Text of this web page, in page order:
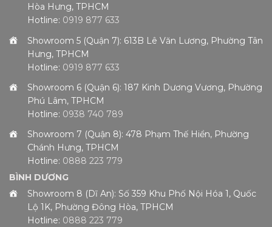
Hòa Hưng, TPHCM
Hotline: 0919 877 633
Showroom 5 (Quận 7): 613B Lê Văn Lương, Phường Tân
Hưng, TPHCM
Hotline: 0919 877 633
Showroom 6 (Quận 6): 187 Kinh Dương Vương, Phường
Phú Lâm, TPHCM
Hotline: 0938 740 789
Showroom 7 (Quận 8): 478 Phạm Thế Hiển, Phường
Chánh Hưng, TPHCM
Hotline: 0888 223 779
BÌNH DƯƠNG
Showroom 8 (Dĩ An): Số 359 Khu Phố Nội Hóa 1, Quốc
Lộ 1K, Phường Đông Hòa, TPHCM
Hotline: 0888 223 779